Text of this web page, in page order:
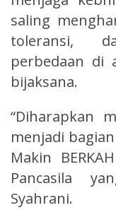
saling
toleransi,
perbedaan di
bijaksana.
“Diharapkan
menjadi
Makin
Pancasila
Syahrani.